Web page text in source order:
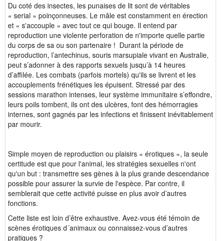
Du coté des insectes, les punaises de lit sont de véritables
« serial » poinçonneuses. Le mâle est constamment en érection
et « s'accouple » avec tout ce qui bouge. Il entend par
reproduction une violente perforation de n'importe quelle partie
du corps de sa ou son partenaire ! Durant la période de
reproduction, l’antechinus, souris marsupiale vivant en Australie,
peut s’adonner à des rapports sexuels jusqu’à 14 heures
d’affilée. Les combats (parfois mortels) qu'ils se livrent et les
accouplements frénétiques les épuisent. Stressé par des
sessions marathon intenses, leur système immunitaire s’effondre,
leurs poils tombent, ils ont des ulcères, font des hémorragies
internes, sont gagnés par les infections et finissent inévitablement
par mourir.
Simple moyen de reproduction ou plaisirs « érotiques », la seule
certitude est que pour l'animal, les stratégies sexuelles n'ont
qu'un but : transmettre ses gènes à la plus grande descendance
possible pour assurer la survie de l'espèce. Par contre, il
semblerait que cette activité puisse en plus avoir d’autres
fonctions.
Cette liste est loin d’être exhaustive. Avez-vous été témoin de
scènes érotiques d´animaux ou connaissez-vous d’autres
pratiques ?